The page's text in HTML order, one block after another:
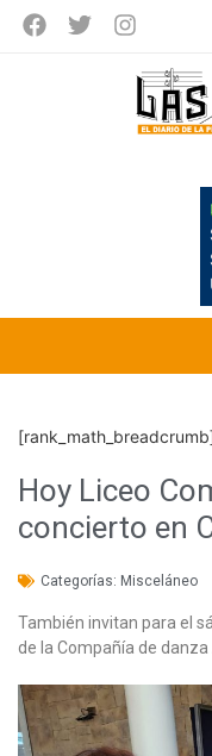
Hoy Liceo
concierto en
Categorías: Misceláneo
También invitan para el
de la Compañía de